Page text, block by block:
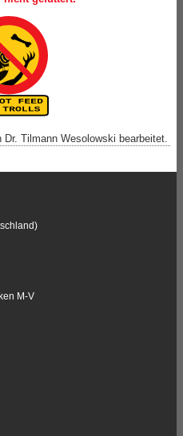
Dr. Tilmann Wesolowski bearbeitet.
M-V